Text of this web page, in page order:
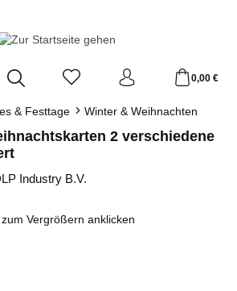
0,00 €
& Festtage Winter & Weihnachten
2 verschiedene
Industry B.V.
zum Vergrößern anklicken